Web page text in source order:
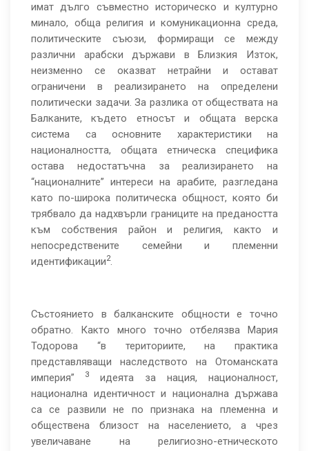
имат дълго съвместно историческо и културно
минало, обща религия и комуникационна среда,
политическите съюзи, формиращи се между
различни арабски държави в Близкия Изток,
неизменно се оказват нетрайни и остават
ограничени в реализирането на определени
политически задачи. За разлика от обществата на
Балканите, където етносът и общата верска
система са основните характеристики на
националността, общата етническа специфика
остава недостатъчна за реализирането на
“националните” интереси на арабите, разгледана
като по-широка политическа общност, която би
трябвало да надхвърли границите на предаността
към собствения район и религия, както и
непосредствените семейни и племенни
идентификации2.
Състоянието в балканските общности е точно
обратно. Както много точно отбелязва Мария
Тодорова “в териториите, на практика
представляващи наследството на Отоманската
империя” 3
идеята за нация, националност,
национална идентичност и национална държава
са се развили не по признака на племенна и
обществена близост на населението, а чрез
увеличаване на религиозно-етническото